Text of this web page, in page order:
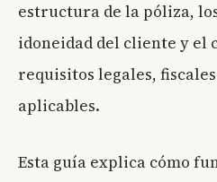
estructura de la póliza,
idoneidad del cliente y el
requisitos legales,
aplicables.
Esta guía explica cómo